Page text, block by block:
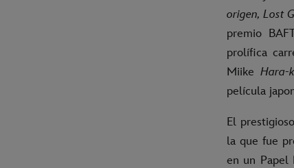
origen, Lost
premio
prolífica
Miike Hara-
película
El
la que fue
en un Papel